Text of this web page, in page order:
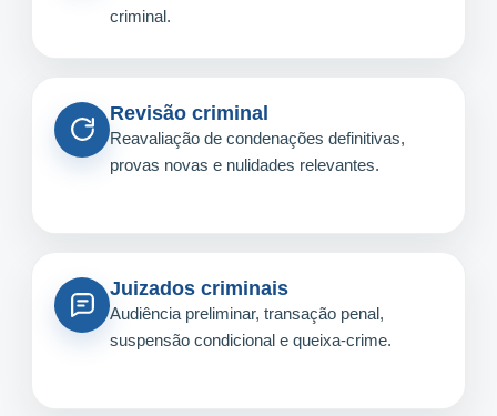
criminal.
Revisão criminal
Reavaliação de condenações definitivas,
provas novas e nulidades relevantes.
Juizados criminais
Audiência preliminar, transação penal,
suspensão condicional e queixa-crime.